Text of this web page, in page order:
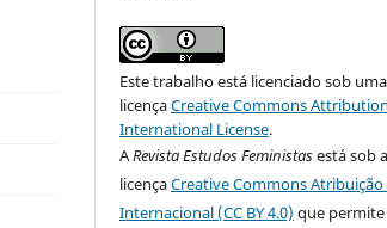
Este trabalho está licenciado sob uma
licençaCreative Commons
International License.
ARevista Estudos Feministasestá sob a
licençaCreative Commons Atribuição
Internacional (CC BY 4.0) que